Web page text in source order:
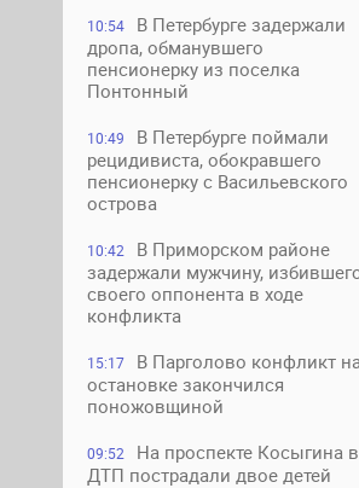
10:54
В Петербурге задержали
дропа, обманувшего
пенсионерку из поселка
Понтонный
10:49
В Петербурге поймали
рецидивиста, обокравшего
пенсионерку с Васильевского
острова
10:42
В Приморском районе
задержали мужчину,
своего оппонента в ходе
конфликта
15:17
В Парголово конфликт
остановке закончился
поножовщиной
09:52
На проспекте Косыгина в
ДТП пострадали двое детей